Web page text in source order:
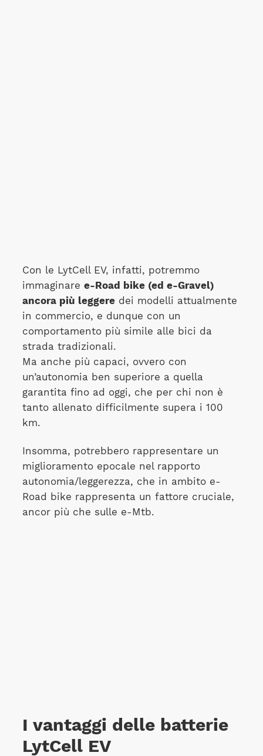
Con le LytCell EV, infatti, potremmo
immaginare e-Road bike (ed e-Gravel)
ancora più leggeredei modelli attualmente
in commercio, e dunque con un
comportamento più simile alle bici da
strada tradizionali.
Ma anche più capaci, ovvero con
un’autonomia ben superiore a quella
garantita fino ad oggi, che per chi non è
tanto allenato difficilmente supera i 100
km.
Insomma, potrebbero rappresentare un
miglioramento epocale nel rapporto
autonomia/leggerezza, che in ambito e-
Road bike rappresenta un fattore cruciale,
ancor più che sulle e-Mtb.
I vantaggi delle batterie
LytCell EV